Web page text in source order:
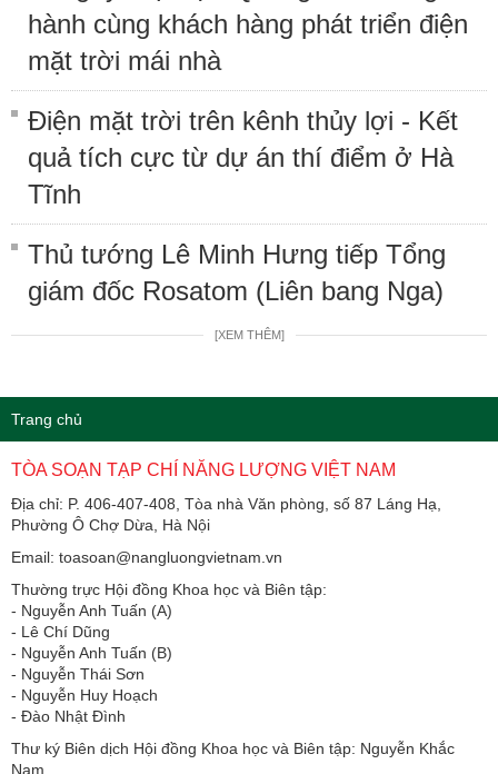
hành cùng khách hàng phát triển điện
mặt trời mái nhà
Điện mặt trời trên kênh thủy lợi - Kết
quả tích cực từ dự án thí điểm ở Hà
Tĩnh
Thủ tướng Lê Minh Hưng tiếp Tổng
giám đốc Rosatom (Liên bang Nga)
[XEM THÊM]
Trang chủ
TÒA SOẠN TẠP CHÍ NĂNG LƯỢNG VIỆT NAM
Địa chỉ: P. 406-407-408, Tòa nhà Văn phòng, số 87 Láng Hạ,
Phường Ô Chợ Dừa, Hà Nội
Email: toasoan@nangluongvietnam.vn
Thường trực Hội đồng Khoa học và Biên tập:
​​​​​​- Nguyễn Anh Tuấn (A)
- Lê Chí Dũng
- Nguyễn Anh Tuấn (B)
- Nguyễn Thái Sơn
- Nguyễn Huy Hoạch
- Đào Nhật Đình
Thư ký Biên dịch Hội đồng Khoa học và Biên tập: Nguyễn Khắc
Nam